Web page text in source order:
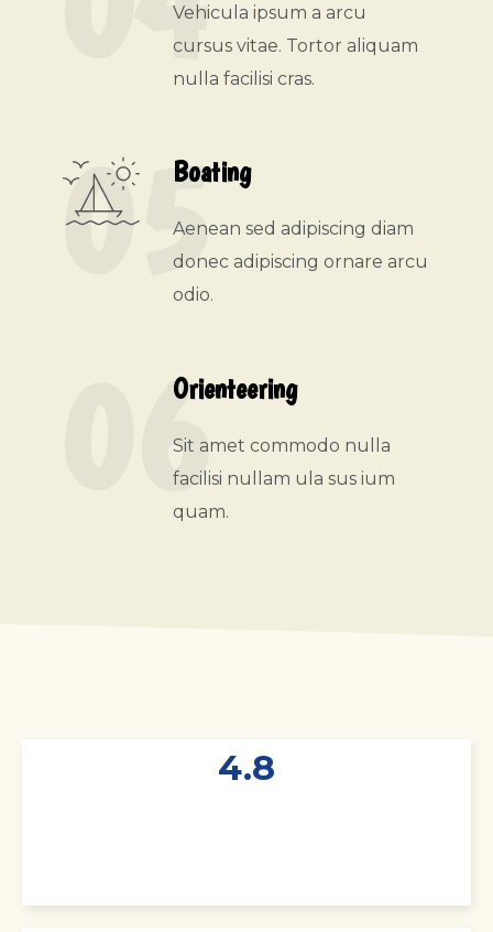
Vehicula ipsum a arcu
cursus vitae. Tortor aliquam
nulla facilisi cras.
05Boating
Aenean sed adipiscing diam
donec adipiscing ornare arcu
odio.
06
Orienteering
Sit amet commodo nulla
facilisi nullam ula sus ium
quam.
4.8